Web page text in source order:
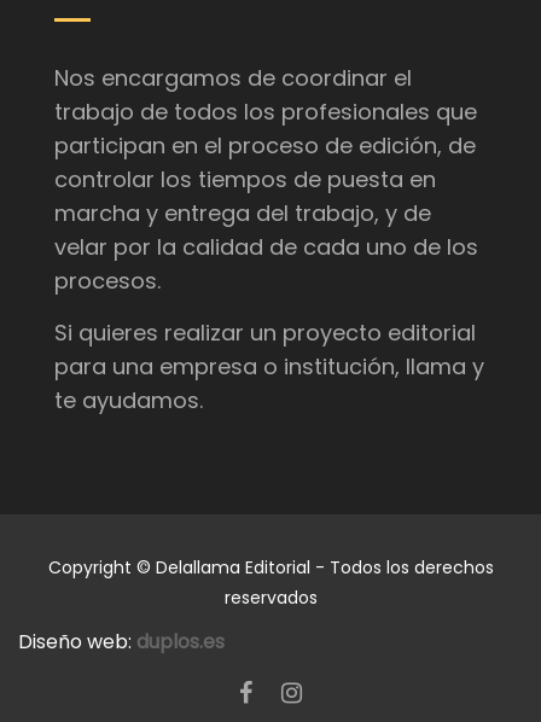
Nos encargamos de coordinar el
trabajo de todos los profesionales que
participan en el proceso de edición, de
controlar los tiempos de puesta en
marcha y entrega del trabajo, y de
velar por la calidad de cada uno de los
procesos.
Si quieres realizar un proyecto editorial
para una empresa o institución, llama y
te ayudamos.
Copyright © Delallama Editorial - Todos los derechos
reservados
Diseño web: duplos.es